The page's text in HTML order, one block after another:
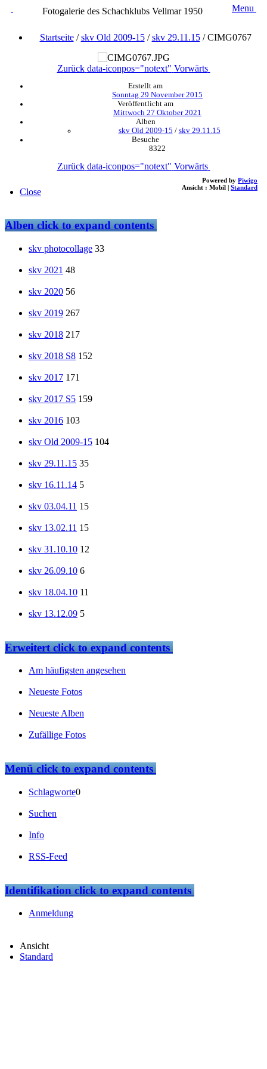
Fotogalerie des Schachklubs Vellmar 1950 Menu
Startseite/skv Old 2009-15/skv 29.11.15/CIMG0767
Zurück data-iconpos="notext" Vorwärts
Erstellt am
Sonntag 29 November 2015
Veröffentlicht am
Mittwoch 27 Oktober 2021
Alben
skv Old 2009-15 / skv 29.11.15
Besuche
8322
Zurück data-iconpos="notext" Vorwärts
Powered by Piwigo
Ansicht : Mobil | Standard
Close
Albenclick to expand contents
skv photocollage 33
skv 2021 48
skv 2020 56
skv 2019 267
skv 2018 217
skv 2018 S8 152
skv 2017 171
skv 2017 S5 159
skv 2016 103
skv Old 2009-15 104
skv 29.11.15 35
skv 16.11.14 5
skv 03.04.11 15
skv 13.02.11 15
skv 31.10.10 12
skv 26.09.10 6
skv 18.04.10 11
skv 13.12.09 5
Erweitertclick to expand contents
Am häufigsten angesehen
Neueste Fotos
Neueste Alben
Zufällige Fotos
Menüclick to expand contents
Schlagworte0
Suchen
Info
RSS-Feed
Identifikationclick to expand contents
Anmeldung
Ansicht
Standard